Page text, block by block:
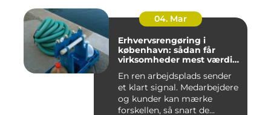
04. Mar
Erhvervsrengøring i
københavn: sådan får
virksomheder mest værdi
En ren arbejdsplads sender
et klart signal. Medarbejdere
og kunder kan mærke
forskellen, så snart de...